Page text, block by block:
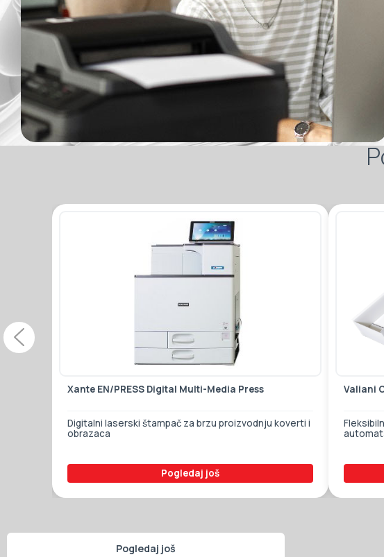
Xante EN/PRESS Digital Multi-Media Press
Digitalni laserski štampač za brzu proizvodnju koverti i
obrazaca
Pogledaj još
Valiani
Pogledaj još